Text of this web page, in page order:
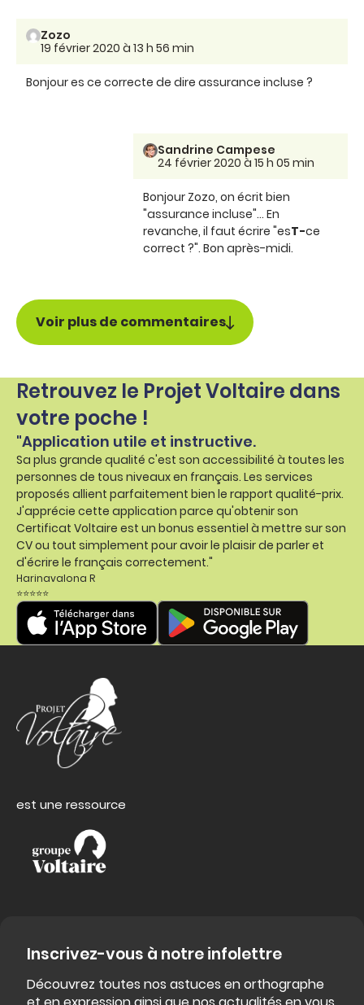
Zozo
19 février 2020 à 13 h 56 min
Bonjour es ce correcte de dire assurance incluse ?
Sandrine Campese
24 février 2020 à 15 h 05 min
Bonjour Zozo, on écrit bien
"assurance incluse"... En
revanche, il faut écrire "esT-ce
correct ?". Bon après-midi.
Voir plus de commentaires
Retrouvez le Projet Voltaire dans
votre poche !
"Application utile et instructive.
Sa plus grande qualité c'est son accessibilité à toutes les
personnes de tous niveaux en français. Les services
proposés allient parfaitement bien le rapport qualité-prix.
J'apprécie cette application parce qu'obtenir son
Certificat Voltaire est un bonus essentiel à mettre sur son
CV ou tout simplement pour avoir le plaisir de parler et
d'écrire le français correctement."
Harinavalona R
⭐⭐⭐⭐⭐
est une ressource
Inscrivez-vous à notre infolettre
Découvrez toutes nos astuces en orthographe